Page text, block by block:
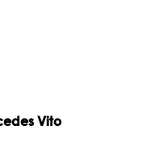
Vito